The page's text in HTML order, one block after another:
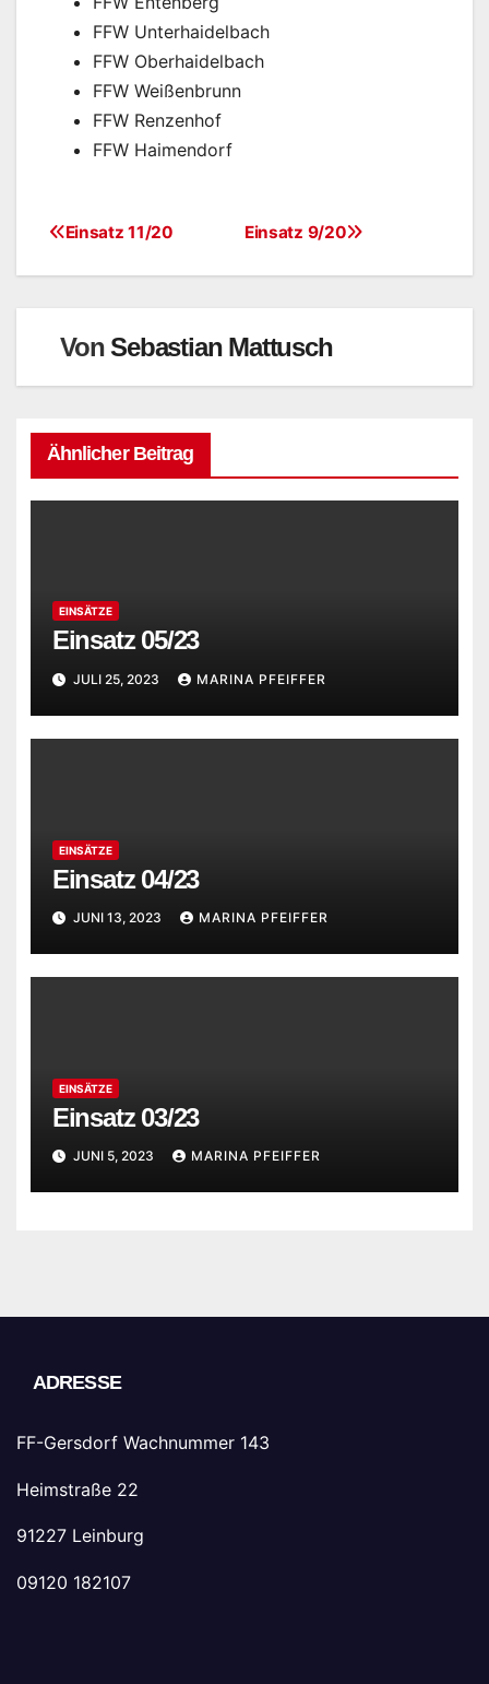
FFW Unterhaidelbach
FFW Oberhaidelbach
FFW Weißenbrunn
FFW Renzenhof
FFW Haimendorf
Einsatz 9/20
Einsatz 11/20
VonSebastian Mattusch
Ähnlicher Beitrag
EINSÄTZE
Einsatz 05/23
JULI 25, 2023 MARINA PFEIFFER
EINSÄTZE
Einsatz 04/23
JUNI 13, 2023 MARINA PFEIFFER
EINSÄTZE
Einsatz 03/23
JUNI 5, 2023 MARINA PFEIFFER
ADRESSE
FF-Gersdorf Wachnummer 143
Heimstraße 22
91227 Leinburg
09120 182107